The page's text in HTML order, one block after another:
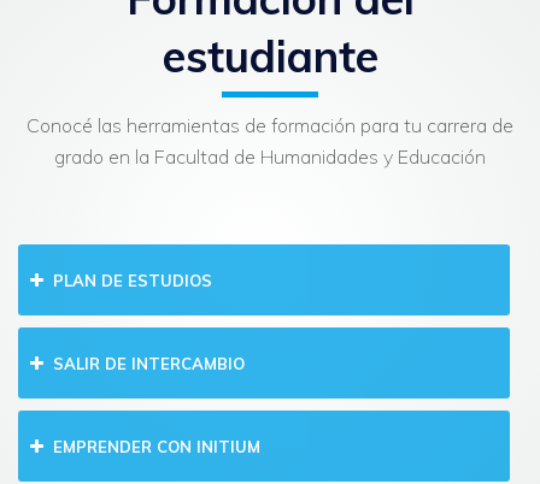
estudiante
Conocé las herramientas de formación para tu carrera de
grado en la Facultad de Humanidades y Educación
PLAN DE ESTUDIOS
SALIR DE INTERCAMBIO
EMPRENDER CON INITIUM